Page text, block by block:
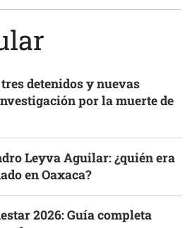
detenidos y nuevas
por la muerte de
Leyva Aguilar: ¿quién era
en Oaxaca?
2026: Guía completa